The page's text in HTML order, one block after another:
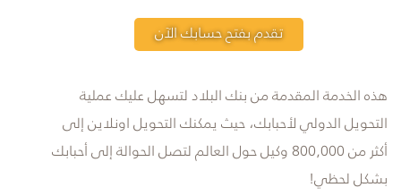
تقدم بفتح حسابك الآن
هذه الخدمة المقدمة من بنك البلاد لتسهل عليك عملية
التحويل الدولي لأحبابك، حيث يمكنك التحويل اونلاين إلى
أكثر من 800,000 وكيل حول العالم لتصل الحوالة إلى أحبابك
بشكل لحظي!